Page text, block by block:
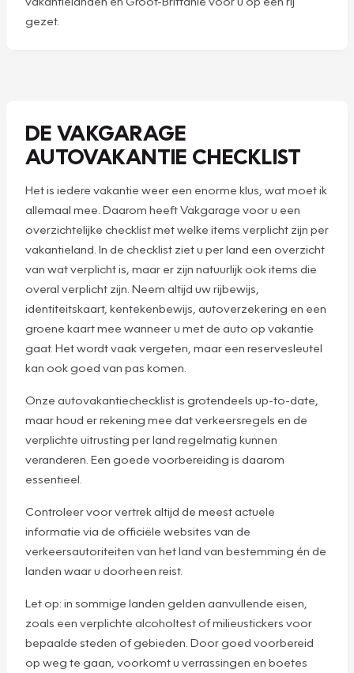
gezet.
DE VAKGARAGE
AUTOVAKANTIE CHECKLIST
Het is iedere vakantie weer een enorme klus, wat moet ik
allemaal mee. Daarom heeft Vakgarage voor u een
overzichtelijke checklist met welke items verplicht zijn per
vakantieland. In de checklist ziet u per land een overzicht
van wat verplicht is, maar er zijn natuurlijk ook items die
overal verplicht zijn. Neem altijd uw rijbewijs,
identiteitskaart, kentekenbewijs, autoverzekering en een
groene kaart mee wanneer u met de auto op vakantie
gaat. Het wordt vaak vergeten, maar een reservesleutel
kan ook goed van pas komen.
Onze autovakantiechecklist is grotendeels up-to-date,
maar houd er rekening mee dat verkeersregels en de
verplichte uitrusting per land regelmatig kunnen
veranderen. Een goede voorbereiding is daarom
essentieel.
Controleer voor vertrek altijd de meest actuele
informatie via de officiële websites van de
verkeersautoriteiten van het land van bestemming én de
landen waar u doorheen reist.
Let op: in sommige landen gelden aanvullende eisen,
zoals een verplichte alcoholtest of milieustickers voor
bepaalde steden of gebieden. Door goed voorbereid
op weg te gaan, voorkomt u verrassingen en boetes